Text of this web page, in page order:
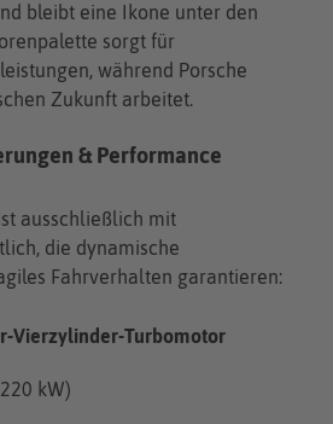
bleibt eine Ikone unter den
sorgt für
während Porsche
Zukunft arbeitet.
& Performance
ausschließlich mit
die dynamische
Fahrverhalten garantieren:
Vierzylinder-Turbomotor
kW)